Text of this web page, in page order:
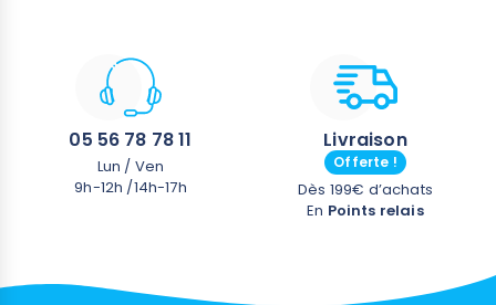
05 56 78 78 11
Lun / Ven
9h-12h /14h-17h
Livraison
Offerte !
Dès 199€ d’achats
En Points relais